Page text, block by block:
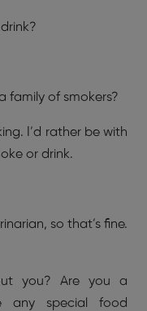
family of smokers?
I’d rather be with
or drink.
so that’s fine.
you? Are you a
any special food